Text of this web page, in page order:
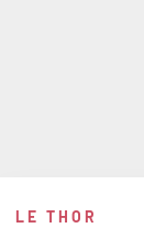
LE THOR